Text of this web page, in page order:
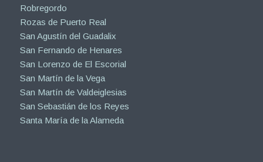
Robregordo
Rozas de Puerto Real
San Agustín del Guadalix
San Fernando de Henares
San Lorenzo de El Escorial
San Martín de la Vega
San Martín de Valdeiglesias
San Sebastián de los Reyes
Santa María de la Alameda